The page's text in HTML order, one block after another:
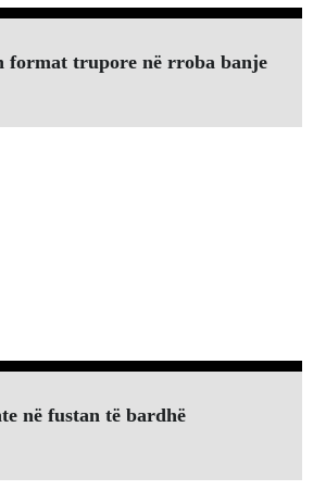
format trupore në rroba banje
në fustan të bardhë